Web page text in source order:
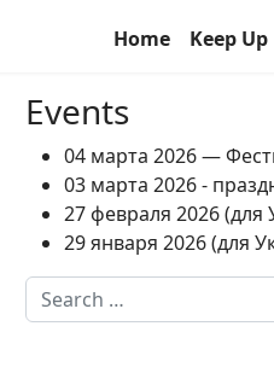
Home Keep Up
Events
04 марта 2026 —
03 марта 2026 -
27 февраля 2026
29 января 2026 (для
Search